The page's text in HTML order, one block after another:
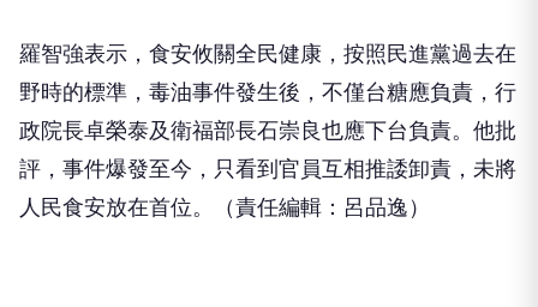
羅智強表示，食安攸關全民健康，按照民進黨過去在
野時的標準，毒油事件發生後，不僅台糖應負責，行
政院長卓榮泰及衛福部長石崇良也應下台負責。他批
評，事件爆發至今，只看到官員互相推諉卸責，未將
人民食安放在首位。（責任編輯：呂品逸）